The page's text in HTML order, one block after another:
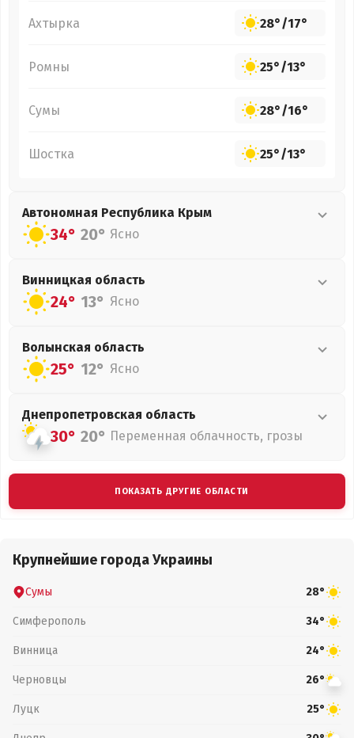
Ахтырка 28°/17°
Ромны 25°/13°
Сумы 28°/16°
Шостка 25°/13°
Автономная Республика Крым
34° 20° Ясно
Винницкая область
24° 13° Ясно
Волынская область
25° 12° Ясно
Днепропетровская область
30° 20° Переменная облачность, грозы
ПОКАЗАТЬ ДРУГИЕ ОБЛАСТИ
Крупнейшие города Украины
Сумы 28°
Симферополь 34°
Винница 24°
Черновцы 26°
Луцк 25°